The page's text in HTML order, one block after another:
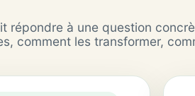
répondre à une question
comment les transformer,